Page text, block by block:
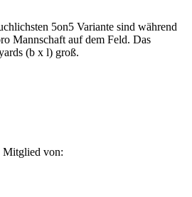
5on5 Variante sind während
Mannschaft auf dem Feld. Das
(b x l) groß.
Mitglied von: